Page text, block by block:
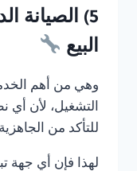
5) الصيانة
البيع
وهي من أهم
التشغيل، لأن أي
للتأكد من
لهذا فإن أي جهة